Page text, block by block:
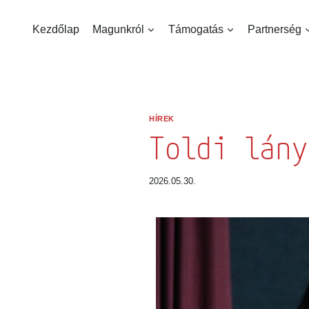
Kezdőlap Magunkról Támogatás Partnerség
HÍREK
Toldi
2026.05.30.
Értesülj
E-mail cím *:
Keresztnév *: